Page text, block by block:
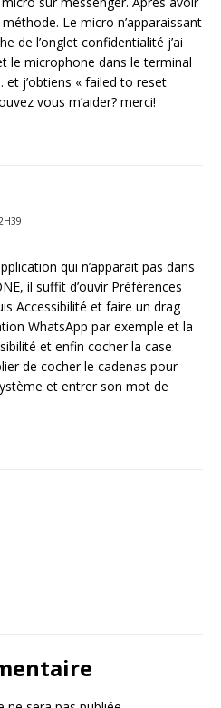
Le micro n’apparaissant
de l’onglet confidentialité j’ai
le microphone dans le terminal
et j’obtiens « failed to reset
vous m’aider? merci!
qui n’apparait pas dans
il suffit d’ouvir Préférences
Accessibilité et faire un drag
WhatsApp par exemple et la
et enfin cocher la case
de cocher le cadenas pour
et entrer son mot de